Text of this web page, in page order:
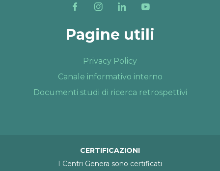
Pagine utili
Privacy Policy
Canale informativo interno
Documenti studi di ricerca retrospettivi
CERTIFICAZIONI
I Centri Genera sono certificati